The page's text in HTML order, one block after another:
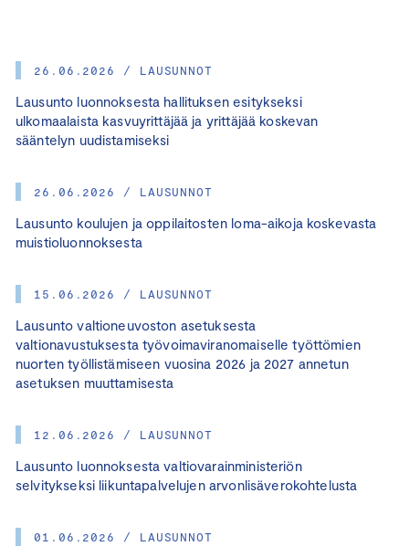
26.06.2026 / LAUSUNNOT
Lausunto luonnoksesta hallituksen esitykseksi
ulkomaalaista kasvuyrittäjää ja yrittäjää koskevan
sääntelyn uudistamiseksi
26.06.2026 / LAUSUNNOT
Lausunto koulujen ja oppilaitosten loma-aikoja koskevasta
muistioluonnoksesta
15.06.2026 / LAUSUNNOT
Lausunto valtioneuvoston asetuksesta
valtionavustuksesta työvoimaviranomaiselle työttömien
nuorten työllistämiseen vuosina 2026 ja 2027 annetun
asetuksen muuttamisesta
12.06.2026 / LAUSUNNOT
Lausunto luonnoksesta valtiovarainministeriön
selvitykseksi liikuntapalvelujen arvonlisäverokohtelusta
01.06.2026 / LAUSUNNOT